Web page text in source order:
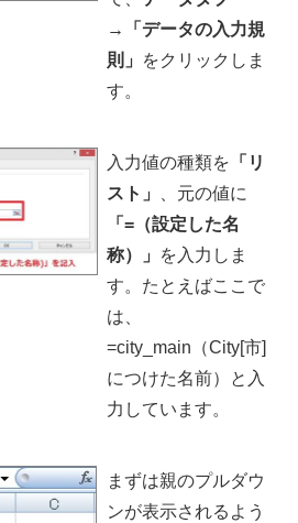
→「データの入力規
則」
をクリックしま
す。
入力値の種類を 「リ
スト」
、元の値に
「=（設定した名
称）」
を入力しま
す。たとえばここで
は、
=city_main（City[市]
につけた名前）と入
力しています。
まずは親のプルダウ
ンが表示されるよう